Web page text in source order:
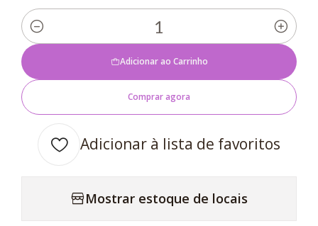
Quantidade
Adicionar ao Carrinho
Comprar agora
Adicionar à lista de favoritos
Mostrar estoque de locais